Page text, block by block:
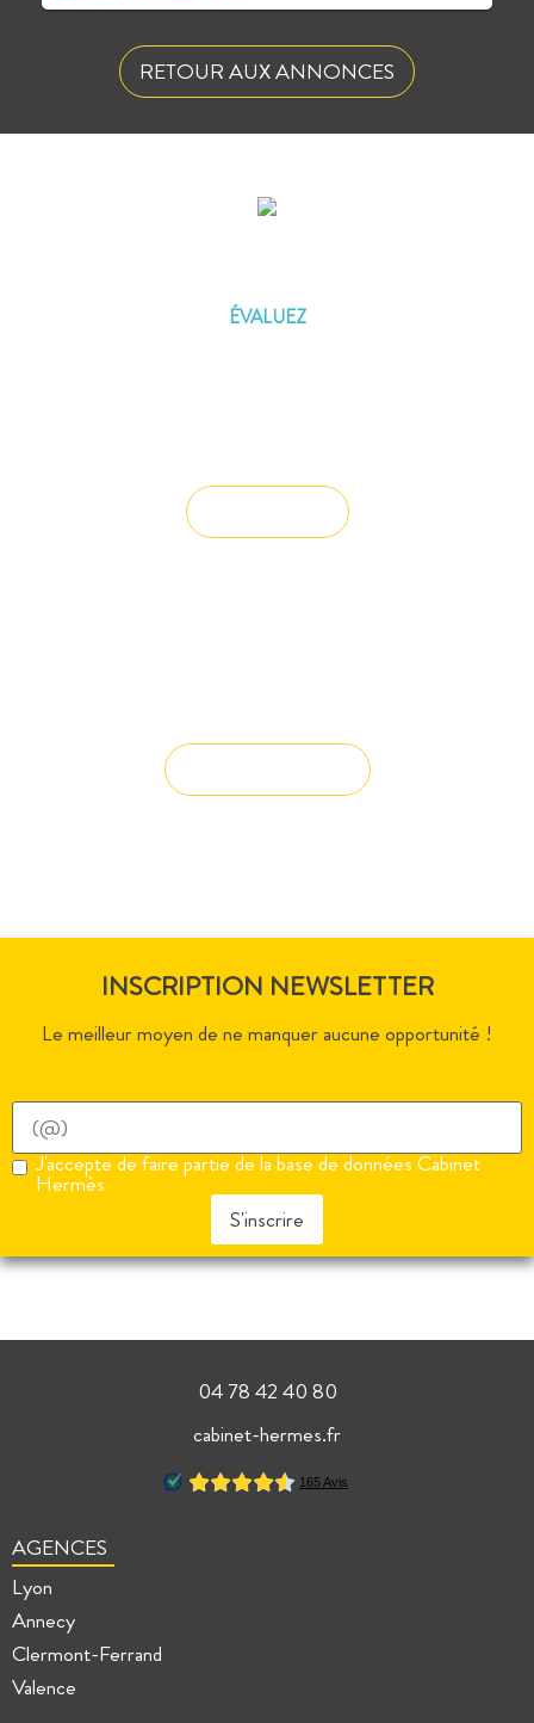
RETOUR AUX ANNONCES
ÉVALUEZ
INSCRIPTION NEWSLETTER
Le meilleur moyen de ne manquer aucune opportunité !
J'accepte de faire partie de la base de données Cabinet
Hermès
S'inscrire
04 78 42 40 80
cabinet-hermes.fr
AGENCES
Lyon
Annecy
Clermont-Ferrand
Valence